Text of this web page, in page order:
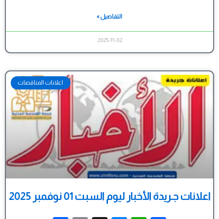
التفاصيل »
2025-11-02
اعلانات المناقصات
اعلانات جـريدة الأخبار ليوم السبت 01 نوفمبر 2025